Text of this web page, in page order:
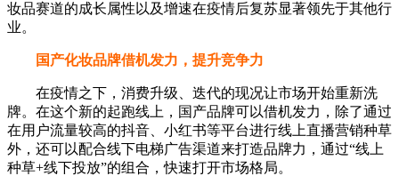
妆品赛道的成长属性以及增速在疫情后复苏显著领先于其他行
业。
国产化妆品牌借机发力，提升竞争力
在疫情之下，消费升级、迭代的现况让市场开始重新洗
牌。在这个新的起跑线上，国产品牌可以借机发力，除了通过
在用户流量较高的抖音、小红书等平台进行线上直播营销种草
外，还可以配合线下电梯广告渠道来打造品牌力，通过“线上
种草+线下投放”的组合，快速打开市场格局。